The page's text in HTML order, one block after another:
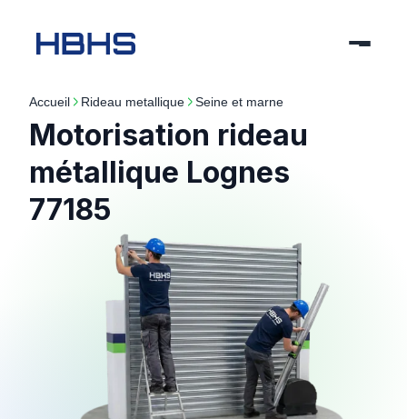
Accueil rideau metallique seine et marne
Motorisation rideau
métallique Lognes
77185